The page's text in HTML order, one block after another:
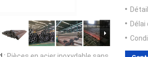
Délai